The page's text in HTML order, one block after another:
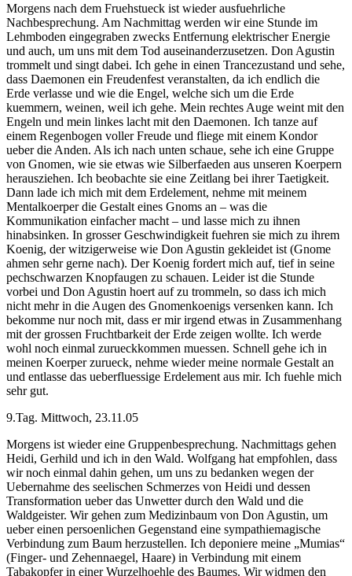
Morgens nach dem Fruehstueck ist wieder ausfuehrliche
Nachbesprechung. Am Nachmittag werden wir eine Stunde im
Lehmboden eingegraben zwecks Entfernung elektrischer Energie
und auch, um uns mit dem Tod auseinanderzusetzen. Don Agustin
trommelt und singt dabei. Ich gehe in einen Trancezustand und sehe,
dass Daemonen ein Freudenfest veranstalten, da ich endlich die
Erde verlasse und wie die Engel, welche sich um die Erde
kuemmern, weinen, weil ich gehe. Mein rechtes Auge weint mit den
Engeln und mein linkes lacht mit den Daemonen. Ich tanze auf
einem Regenbogen voller Freude und fliege mit einem Kondor
ueber die Anden. Als ich nach unten schaue, sehe ich eine Gruppe
von Gnomen, wie sie etwas wie Silberfaeden aus unseren Koerpern
herausziehen. Ich beobachte sie eine Zeitlang bei ihrer Taetigkeit.
Dann lade ich mich mit dem Erdelement, nehme mit meinem
Mentalkoerper die Gestalt eines Gnoms an – was die
Kommunikation einfacher macht – und lasse mich zu ihnen
hinabsinken. In grosser Geschwindigkeit fuehren sie mich zu ihrem
Koenig, der witzigerweise wie Don Agustin gekleidet ist (Gnome
ahmen sehr gerne nach). Der Koenig fordert mich auf, tief in seine
pechschwarzen Knopfaugen zu schauen. Leider ist die Stunde
vorbei und Don Agustin hoert auf zu trommeln, so dass ich mich
nicht mehr in die Augen des Gnomenkoenigs versenken kann. Ich
bekomme nur noch mit, dass er mir irgend etwas in Zusammenhang
mit der grossen Fruchtbarkeit der Erde zeigen wollte. Ich werde
wohl noch einmal zurueckkommen muessen. Schnell gehe ich in
meinen Koerper zurueck, nehme wieder meine normale Gestalt an
und entlasse das ueberfluessige Erdelement aus mir. Ich fuehle mich
sehr gut.
9.Tag. Mittwoch, 23.11.05
Morgens ist wieder eine Gruppenbesprechung. Nachmittags gehen
Heidi, Gerhild und ich in den Wald. Wolfgang hat empfohlen, dass
wir noch einmal dahin gehen, um uns zu bedanken wegen der
Uebernahme des seelischen Schmerzes von Heidi und dessen
Transformation ueber das Unwetter durch den Wald und die
Waldgeister. Wir gehen zum Medizinbaum von Don Agustin, um
ueber einen persoenlichen Gegenstand eine sympathiemagische
Verbindung zum Baum herzustellen. Ich deponiere meine „Mumias“
(Finger- und Zehennaegel, Haare) in Verbindung mit einem
Tabakopfer in einer Wurzelhoehle des Baumes. Wir widmen den